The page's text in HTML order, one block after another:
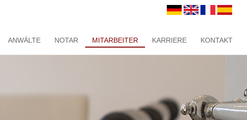
ANWÄLTE NOTAR MITARBEITER KARRIERE KONTAKT